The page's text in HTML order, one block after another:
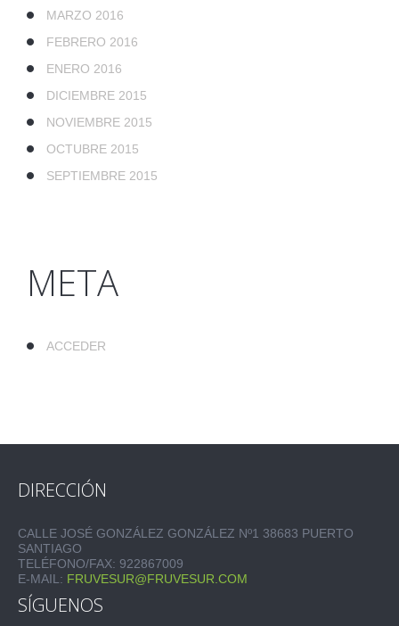
MARZO 2016
FEBRERO 2016
ENERO 2016
DICIEMBRE 2015
NOVIEMBRE 2015
OCTUBRE 2015
SEPTIEMBRE 2015
META
ACCEDER
DIRECCIÓN
CALLE JOSÉ GONZÁLEZ GONZÁLEZ Nº1 38683 PUERTO
SANTIAGO
TELÉFONO/FAX: 922867009
E-MAIL: FRUVESUR@FRUVESUR.COM
SÍGUENOS